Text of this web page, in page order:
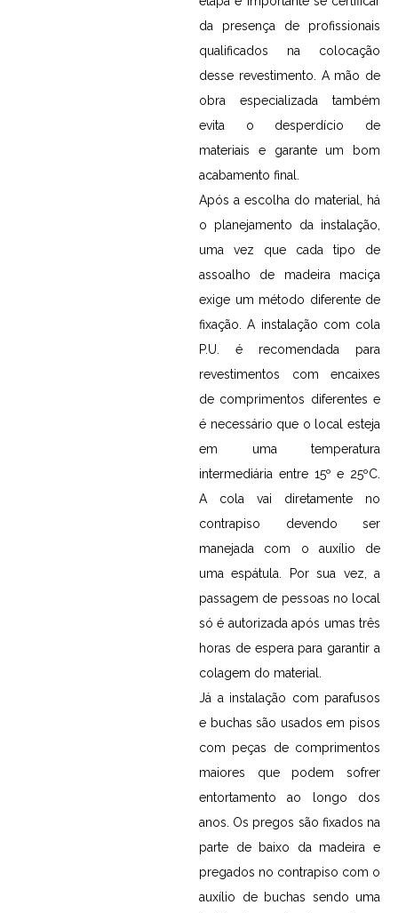
da presença de profissionais
qualificados na colocação
desse revestimento. A mão de
obra especializada também
evita o desperdício de
materiais e garante um bom
acabamento final.
Após a escolha do material, há
o planejamento da instalação,
uma vez que cada tipo de
assoalho de madeira maciça
exige um método diferente de
fixação. A instalação com cola
P.U. é recomendada para
revestimentos com encaixes
de comprimentos diferentes e
é necessário que o local esteja
em uma temperatura
intermediária entre 15º e 25ºC.
A cola vai diretamente no
contrapiso devendo ser
manejada com o auxílio de
uma espátula. Por sua vez, a
passagem de pessoas no local
só é autorizada após umas três
horas de espera para garantir a
colagem do material.
Já a instalação com parafusos
e buchas são usados em pisos
com peças de comprimentos
maiores que podem sofrer
entortamento ao longo dos
anos. Os pregos são fixados na
parte de baixo da madeira e
pregados no contrapiso com o
auxílio de buchas sendo uma